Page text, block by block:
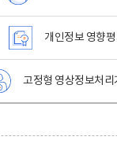
개인정보 영향
고정형 영상정보처리